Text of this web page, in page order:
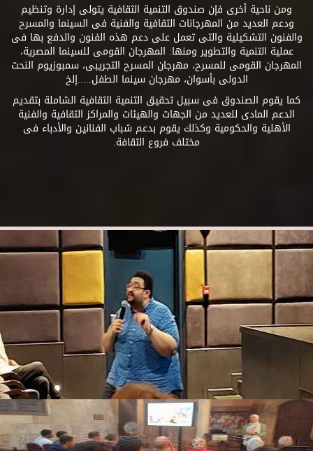
ومن ناحية أخرى فإن صندوق التنمية الثقافية يتولى إدارة وتنظيم
ودعم العديد من المهرجانات الثقافية والفنية فى السينما والمسرح
والفنون التشكيلية والتى تعمل على دعم هذه الفنون والدفع بها فى
عملية التنمية والتطوير ومنها: المهرجان القومى للسينما المصرية،
المهرجان القومى للمسرح، مهرجان المسرح التجريبى، سمبوزيوم النحت
الدولى بأسوان، مهرجان سينما الطفل.....إلخ
كما يقوم الصندوق فى سبيل تحقيق التنمية الثقافية الشاملة بتقديم
الدعم المادى للعديد من الجهات والهيئات والمراكز الثقافية والفنية
الأهلية والحكومية وكذلك يقوم بدعم شباب الفنانين والأدباء فى
مختلف فروع الثقافة.